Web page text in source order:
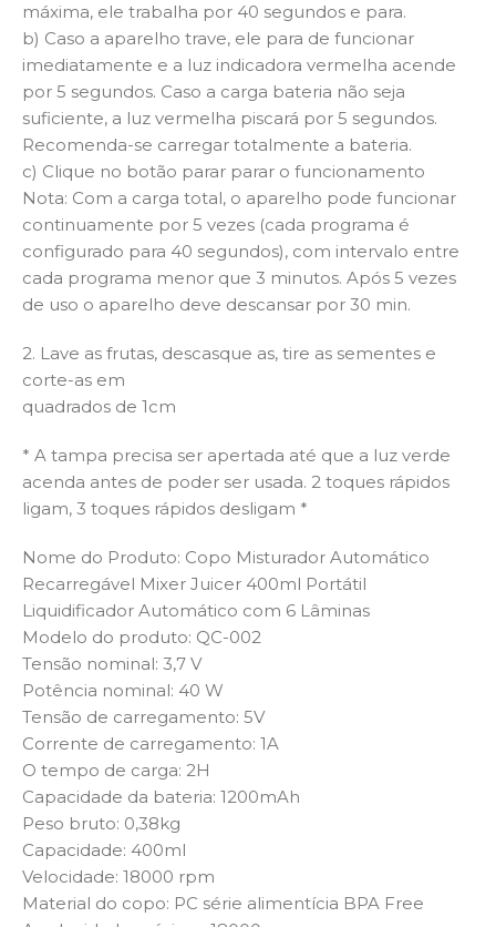
máxima, ele trabalha por 40 segundos e para.
b) Caso a aparelho trave, ele para de funcionar
imediatamente e a luz indicadora vermelha acende
por 5 segundos. Caso a carga bateria não seja
suficiente, a luz vermelha piscará por 5 segundos.
Recomenda-se carregar totalmente a bateria.
c) Clique no botão parar parar o funcionamento
Nota: Com a carga total, o aparelho pode funcionar
continuamente por 5 vezes (cada programa é
configurado para 40 segundos), com intervalo entre
cada programa menor que 3 minutos. Após 5 vezes
de uso o aparelho deve descansar por 30 min.
2. Lave as frutas, descasque as, tire as sementes e
corte-as em
quadrados de 1cm
* A tampa precisa ser apertada até que a luz verde
acenda antes de poder ser usada. 2 toques rápidos
ligam, 3 toques rápidos desligam *
Nome do Produto: Copo Misturador Automático
Recarregável Mixer Juicer 400ml Portátil
Liquidificador Automático com 6 Lâminas
Modelo do produto: QC-002
Tensão nominal: 3,7 V
Potência nominal: 40 W
Tensão de carregamento: 5V
Corrente de carregamento: 1A
O tempo de carga: 2H
Capacidade da bateria: 1200mAh
Peso bruto: 0,38kg
Capacidade: 400ml
Velocidade: 18000 rpm
Material do copo: PC série alimentícia BPA Free